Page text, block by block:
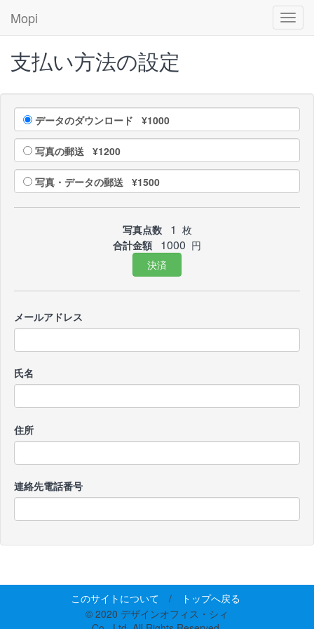
Mopi
支払い方法の設定
データのダウンロード ¥1000
写真の郵送 ¥1200
写真・データの郵送 ¥1500
写真点数 1 枚
合計金額
1000 円
決済
メールアドレス
氏名
住所
連絡先電話番号
このサイトについて /
トップへ戻る
© 2020 デザインオフィス・シィ